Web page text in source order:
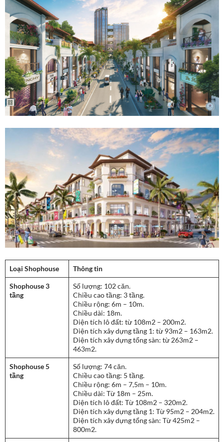
Loại Shophouse Thông tin
Shophouse 3
tầng
Số lượng: 102 căn.
Chiều cao tầng: 3 tầng.
Chiều rộng: 6m – 10m.
Chiều dài: 18m.
Diện tích lô đất: từ 108m2 – 200m2.
Diện tích xây dựng tầng 1: từ 93m2 – 163m2.
Diện tích xây dựng tổng sàn: từ 263m2 –
463m2.
Shophouse 5
tầng
Số lượng: 74 căn.
Chiều cao tầng: 5 tầng.
Chiều rộng: 6m – 7,5m – 10m.
Chiều dài: Từ 18m – 25m.
Diện tích lô đất: Từ 108m2 – 320m2.
Diện tích xây dựng tầng 1: Từ 95m2 – 204m2.
Diện tích xây dựng tổng sàn: Từ 425m2 –
800m2.